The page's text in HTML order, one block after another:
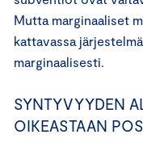
Mutta marginaaliset
kattavassa
marginaalisesti.
SYNTYVYYDEN
OIKEASTAAN